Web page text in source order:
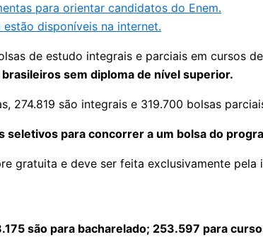
para orientar candidatos do Enem.
disponíveis na internet.
de estudo integrais e parciais em cursos
sem diploma de nível superior.
274.819 são integrais e 319.700 bolsas
seletivos para concorrer a um bolsa do
gratuita e deve ser feita exclusivamente
são para bacharelado; 253.597 para